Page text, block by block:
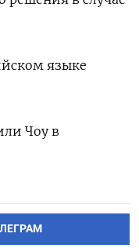
языке
Чоу в